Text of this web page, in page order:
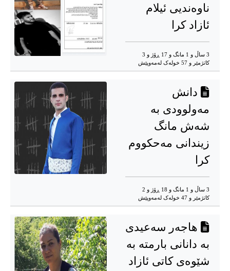
ناوەندیی ئیلام
ئازاد کرا
3 ساڵ و 1 مانگ و 17 ڕۆژ و 3
کاتژمێر و 57 خوله‌ک له‌مه‌وپێش‌
دانش
مەولوودی بە
شەش مانگ
زیندانی مەحکووم
کرا
3 ساڵ و 1 مانگ و 18 ڕۆژ و 2
کاتژمێر و 47 خوله‌ک له‌مه‌وپێش‌
هاجەر سەعیدی
بە دانانی بارمتە بە
شێوەی کاتی ئازاد